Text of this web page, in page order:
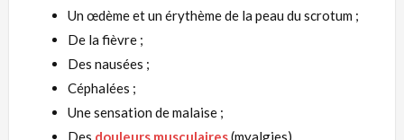
Un œdème et un érythème de la peau du scrotum ;
De la fièvre ;
Des nausées ;
Céphalées ;
Une sensation de malaise ;
Des douleurs musculaires(myalgies).